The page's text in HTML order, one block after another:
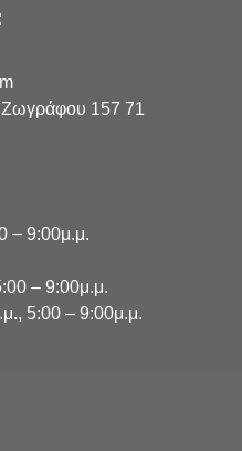
Ζωγράφου 157 71
– 9:00μ.μ.
– 9:00μ.μ.
5:00 – 9:00μ.μ.